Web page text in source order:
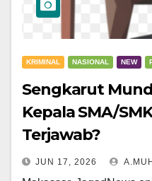
KRIMINAL NASIONAL NEW
Sengkarut
Kepala SMA/
Terjawab?
JUN 17, 2026